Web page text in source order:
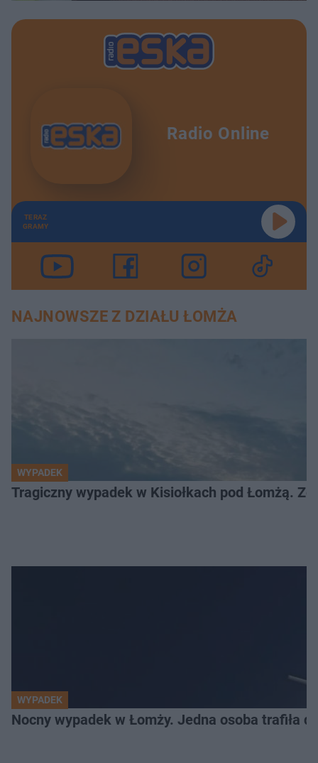
Radio Online
TERAZ
GRAMY
NAJNOWSZE Z DZIAŁU ŁOMŻA
WYPADEK
Tragiczny wypadek w Kisiołkach pod Łomżą.
WYPADEK
Nocny wypadek w Łomży. Jedna osoba trafiła